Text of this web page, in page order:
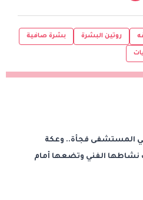
روتين البشرة بشرة صافية
المستشفى فجأة.. وعكة
الفني وتضعها أمام